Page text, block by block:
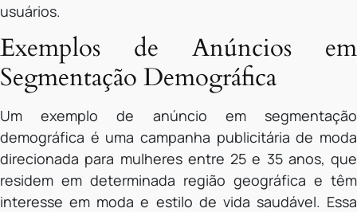
usuários.
Exemplos de Anúncios em
Segmentação Demográfica
Um exemplo de anúncio em segmentação
demográfica é uma campanha publicitária de moda
direcionada para mulheres entre 25 e 35 anos, que
residem em determinada região geográfica e têm
interesse em moda e estilo de vida saudável. Essa